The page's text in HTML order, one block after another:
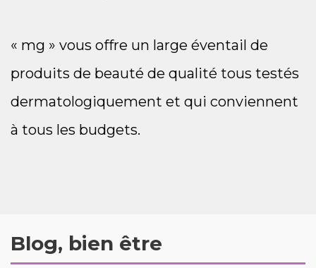
« mg » vous offre un large éventail de
produits de beauté de qualité tous testés
dermatologiquement et qui conviennent
à tous les budgets.
Blog, bien être